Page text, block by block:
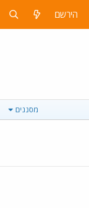
הירשם
מסננים